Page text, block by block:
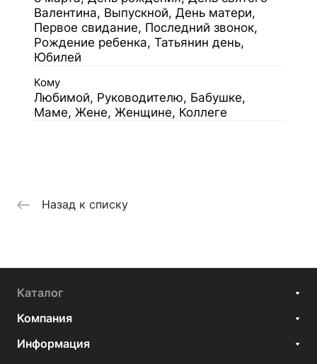
Валентина, Выпускной, День матери,
Первое свидание, Последний звонок,
Рождение ребенка, Татьянин день,
Юбилей
Кому
Любимой, Руководителю, Бабушке,
Маме, Жене, Женщине, Коллеге
Назад к списку
Каталог
Компания
Информация